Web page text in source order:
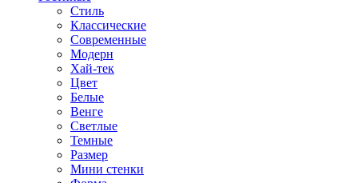
Стиль
Классические
Современные
Модерн
Хай-тек
Цвет
Белые
Венге
Светлые
Темные
Размер
Мини стенки